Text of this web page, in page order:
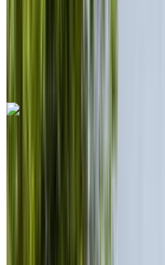
Ferrari 296 GTS 2023
Havalimanı, Rabat